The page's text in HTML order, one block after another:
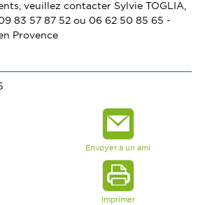
veuillez contacter Sylvie TOGLIA,
83 57 87 52 ou 06 62 50 85 65 -
Provence
Envoyer à un ami
Imprimer